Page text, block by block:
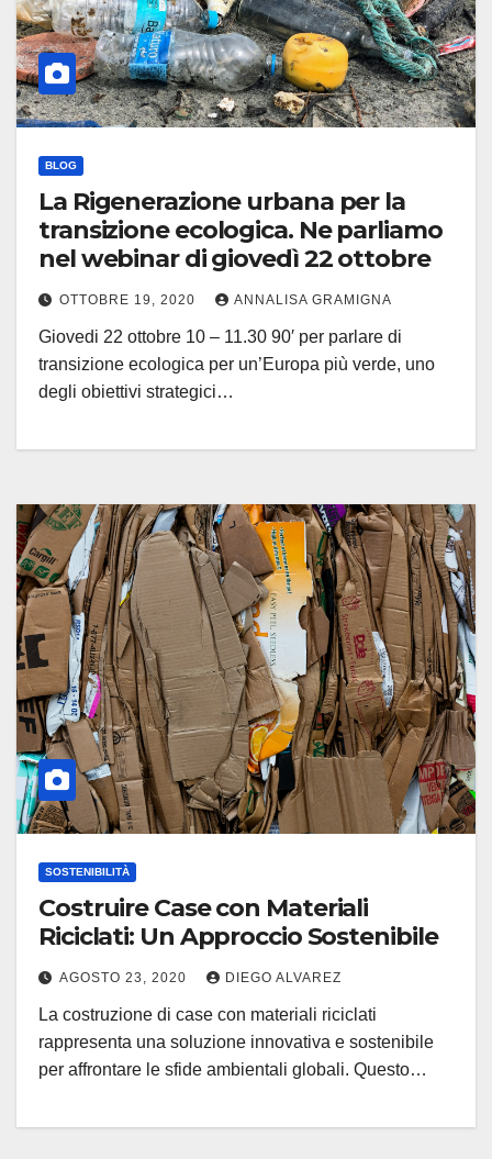
BLOG
La Rigenerazione urbana per la
transizione ecologica. Ne parliamo
nel webinar di giovedì 22 ottobre
OTTOBRE 19, 2020 ANNALISA GRAMIGNA
Giovedi 22 ottobre 10 – 11.30 90′ per parlare di
transizione ecologica per un’Europa più verde, uno
degli obiettivi strategici…
SOSTENIBILITÀ
Costruire Case con Materiali
Riciclati: Un Approccio Sostenibile
AGOSTO 23, 2020 DIEGO ALVAREZ
La costruzione di case con materiali riciclati
rappresenta una soluzione innovativa e sostenibile
per affrontare le sfide ambientali globali. Questo…